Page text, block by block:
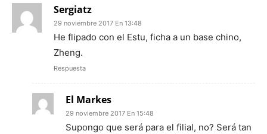
Sergiatz
29 noviembre 2017 En 13:48
He flipado con el Estu, ficha a un base chino,
Zheng.
Respuesta
El Markes
29 noviembre 2017 En 15:48
Supongo que será para el filial, no? Será tan